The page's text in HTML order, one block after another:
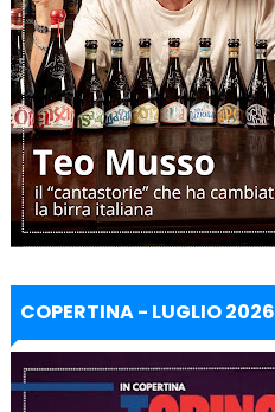
COPERTINA - LUGLIO 2026